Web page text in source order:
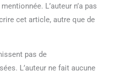
L’auteur n’a pas
cet article, autre que de
pas de
L’auteur ne fait aucune